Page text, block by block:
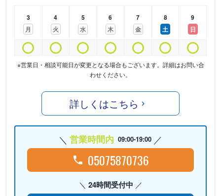
3
月
4
火
5
水
6
木
7
金
8
土
9
日
※営業日・相談可能日が変更となる場合もございます。詳細はお問い合
わせください。
詳しくはこちら
営業時間内 09:00-19:00
05075870736
24時間受付中